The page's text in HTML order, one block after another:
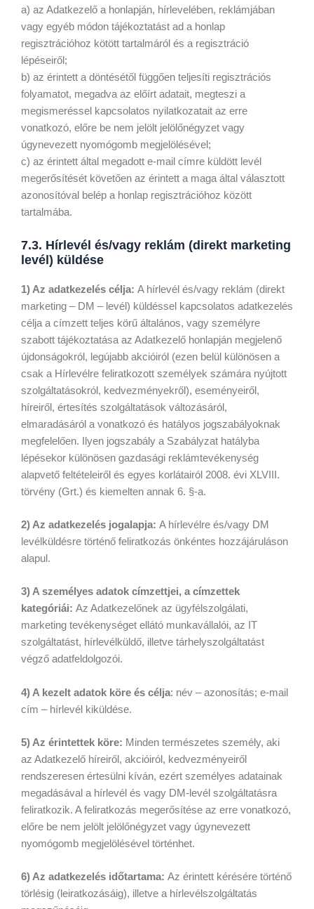
a) az Adatkezelő a honlapján, hírlevelében, reklámjában
vagy egyéb módon tájékoztatást ad a honlap
regisztrációhoz kötött tartalmáról és a regisztráció
lépéseiről;
b) az érintett a döntésétől függően teljesíti regisztrációs
folyamatot, megadva az előírt adatait, megteszi a
megismeréssel kapcsolatos nyilatkozatait az erre
vonatkozó, előre be nem jelölt jelölőnégyzet vagy
úgynevezett nyomógomb megjelölésével;
c) az érintett által megadott e-mail címre küldött levél
megerősítését követően az érintett a maga által választott
azonosítóval belép a honlap regisztrációhoz között
tartalmába.
7.3. Hírlevél és/vagy reklám (direkt marketing
levél) küldése
1) Az adatkezelés célja: A hírlevél és/vagy reklám (direkt
marketing – DM – levél) küldéssel kapcsolatos adatkezelés
célja a címzett teljes körű általános, vagy személyre
szabott tájékoztatása az Adatkezelő honlapján megjelenő
újdonságokról, legújabb akcióiról (ezen belül különösen a
csak a Hírlevélre feliratkozott személyek számára nyújtott
szolgáltatásokról, kedvezményekről), eseményeiről,
híreiről, értesítés szolgáltatások változásáról,
elmaradásáról a vonatkozó és hatályos jogszabályoknak
megfelelően. Ilyen jogszabály a Szabályzat hatályba
lépésekor különösen gazdasági reklámtevékenység
alapvető feltételeiről és egyes korlátairól 2008. évi XLVIII.
törvény (Grt.) és kiemelten annak 6. §-a.
2) Az adatkezelés jogalapja: A hírlevélre és/vagy DM
levélküldésre történő feliratkozás önkéntes hozzájáruláson
alapul.
3) A személyes adatok címzettjei, a címzettek
kategóriái: Az Adatkezelőnek az ügyfélszolgálati,
marketing tevékenységet ellátó munkavállalói, az IT
szolgáltatást, hírlevélküldő, illetve tárhelyszolgáltatást
végző adatfeldolgozói.
4) A kezelt adatok köre és célja: név – azonosítás; e-mail
cím – hírlevél kiküldése.
5) Az érintettek köre: Minden természetes személy, aki
az Adatkezelő híreiről, akcióiról, kedvezményeiről
rendszeresen értesülni kíván, ezért személyes adatainak
megadásával a hírlevél és vagy DM-levél szolgáltatásra
feliratkozik. A feliratkozás megerősítése az erre vonatkozó,
előre be nem jelölt jelölőnégyzet vagy úgynevezett
nyomógomb megjelölésével történhet.
6) Az adatkezelés időtartama: Az érintett kérésére történő
törlésig (leiratkozásáig), illetve a hírlevélszolgáltatás